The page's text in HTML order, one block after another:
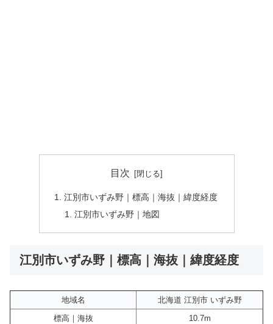
目次
江別市いずみ野｜標高｜海抜｜緯度経度
江別市いずみ野｜地図
江別市いずみ野｜標高｜海抜｜緯度経度
地域名
北海道 江別市 いずみ野
標高｜海抜
10.7m